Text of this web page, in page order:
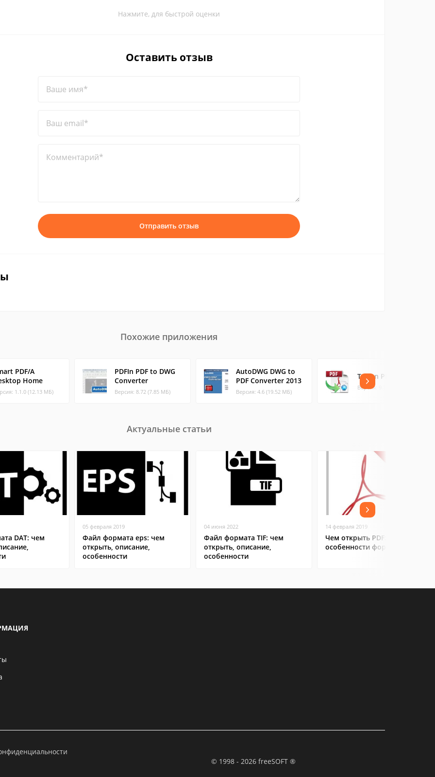
Нажмите, для быстрой оценки
Оставить отзыв
Ваше имя*
Ваш email*
Комментарий*
Отправить отзыв
Похожие приложения
PDF/A
Home
1.1.0 (12.13 МБ)
PDFIn PDF to DWG
Converter
Версия: 8.72 (7.85 МБ)
AutoDWG DWG to
PDF Converter 2013
Версия: 4.6 (19.52 МБ)
TriSun PDF to HTML
Версия: 9.1 Buil (1.73 МБ)
Актуальные статьи
DAT: чем
05 февраля 2019
Файл формата eps: чем
открыть, описание,
особенности
04 июня 2022
Файл формата TIF: чем
открыть, описание,
особенности
14 февраля 2019
Чем открыть PDF:
особенности формата
© 1998 - 2026 freeSOFT ®